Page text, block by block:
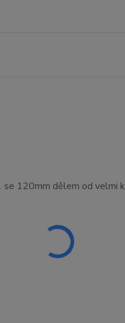
120mm dělem od velmi